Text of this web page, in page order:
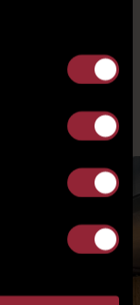
do oblasti
rozvoj a
při realizaci